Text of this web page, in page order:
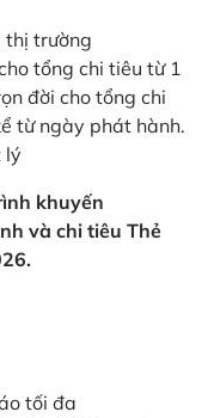
thị trường
tổng chi tiêu từ 1
đời cho tổng chi
từ ngày phát hành.
lý
khuyến
và chi tiêu Thẻ
tối đa